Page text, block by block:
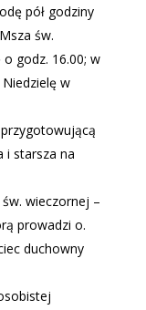
pół godziny
św.
godz. 16.00; w
w
i starsza na
wieczornej –
prowadzi o.
duchowny